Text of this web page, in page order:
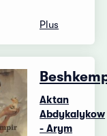
Plus
Aktan
Abdykalykow
- Arym